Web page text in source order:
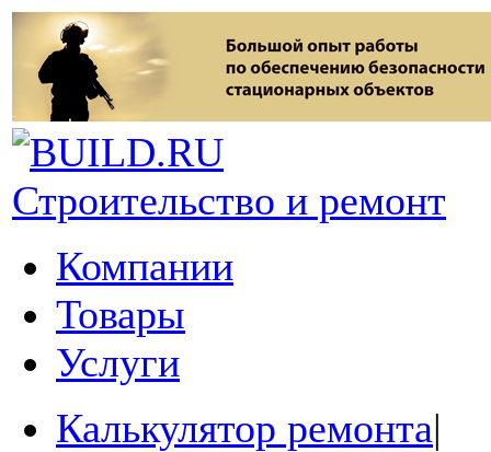
Строительство и ремонт
Компании
Товары
Услуги
Калькулятор ремонта|